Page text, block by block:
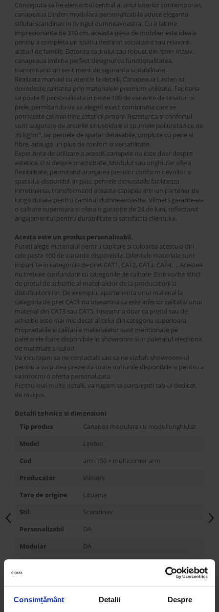
Consimțământ Detalii Despre
Conceputa sa fie elementul central al unui interior contemporan,
canapeaua Linden modulara personalizabila aduce eleganta
stilului scandinav in livingul dumneavoastra. Cu o latime
impresionanta de 310 cm, aceasta piesa de mobilier este ideala
pentru a completa un spatiu destinat socializarii sau relaxarii
alaturi de familie. Datorita cadrului sau robust din lemn masiv,
canapeaua imbina perfect designul cu functionalitatea,
transmitand un sentiment de siguranta si stabilitate.
Realizata manual cu atentie la detalii, Canapeaua Linden isi
dovedeste calitatea prin materialele premium utilizate. Tapiteria
sa poate fi personalizata in peste 100 de variante de tesaturi si
piele, permitandu-va sa alegeti exact combinatia care se
potriveste cel mai bine esteticii proprii. Rezistenta si confortul
sunt asigurate de arcurile sinusoidale si spumele poliuretanice de
35 kg/m3, iar pernele de spatar detasabile, umplute cu pene si
fibre, adauga un plus de confort si versatilitate.
Experienta de utilizare a acestei canapele nu este doar despre
estetica, ci si despre practicitate. Modulul sau unghiular ofera
flexibilitate, permitand aranjarea pieselor conform nevoilor si
spatiului disponibil. in plus, pernele dehusabile faciliteaza
intretinerea, transformand aceasta canapea intr-un partener de
lunga durata pentru caminul dumneavoastra. Vilmers garanteaza
o calitate superioara si ofera o garantie de 24 de luni, reflectand
angajamentul pentru durabilitate si satisfactia clientului.
Acesta este un produs personalizabil.
Puteti alege materialul pentru tapitare si culoarea acestuia din
cele peste 100 de variante disponibile. Diferitele materiale sunt
impartite in categoriile de pret CAT1, CAT2, CAT3, CAT4, ... Acestea
nu trebuie confundate cu categoriile de calitate. Este vorba strict
de pretul de achizitie al materialelor de la producatorii si
distribuitorii lor. De exemplu, apartenenta unui material la
categoria de pret CAT1 nu inseamna ca este inferior calitativ unui
material din CAT3 sau CAT5. Inseamna doar ca pretul sau de
achizitie este mai mic decat al celui din categoria superioara.
Proprietatile si calitatile materialelor sunt mentionate pe
paletarele fizice disponibile in showroom si in paletarul electronic
de materiale si culori.
Va incurajam sa ne contactati sau sa ne vizitati showroom-ul
pentru a va putea prezenta toate optiunile disponibile si pentru a
va intocmi o oferta personalizata.
Pentru mai multe detalii, va rugam sa parcurgeti tab-ul dedicat,
de mai jos.
Detalii tehnice si dimensiuni
Tip produs
Canapea modulara cu modul unghiular
Model
Linden
Cod
arm 150 + multicorner arm
Producator
Vilmers
Tara de origine
Lituania
Stil
Scandinav
Personalizabil
DA
Modular
DA
Cu spatiu de